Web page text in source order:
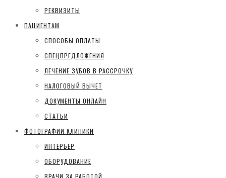
РЕКВИЗИТЫ
ПАЦИЕНТАМ
СПОСОБЫ ОПЛАТЫ
СПЕЦПРЕДЛОЖЕНИЯ
ЛЕЧЕНИЕ ЗУБОВ В РАССРОЧКУ
НАЛОГОВЫЙ ВЫЧЕТ
ДОКУМЕНТЫ ОНЛАЙН
СТАТЬИ
ФОТОГРАФИИ КЛИНИКИ
ИНТЕРЬЕР
ОБОРУДОВАНИЕ
ВРАЧИ ЗА РАБОТОЙ